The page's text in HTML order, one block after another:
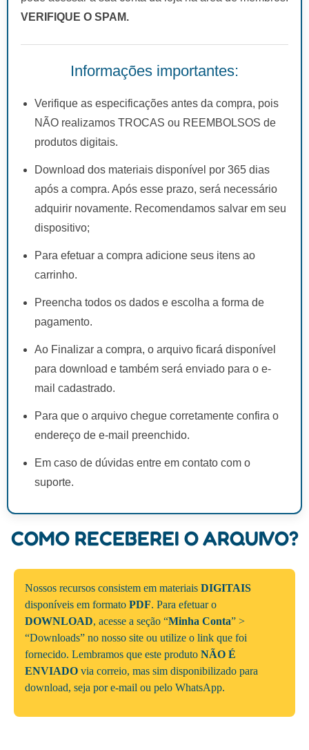
VERIFIQUE O SPAM.
Informações importantes:
Verifique as especificações antes da compra, pois
NÃO realizamos TROCAS ou REEMBOLSOS de
produtos digitais.
Download dos materiais disponível por 365 dias
após a compra. Após esse prazo, será necessário
adquirir novamente. Recomendamos salvar em seu
dispositivo;
Para efetuar a compra adicione seus itens ao
carrinho.
Preencha todos os dados e escolha a forma de
pagamento.
Ao Finalizar a compra, o arquivo ficará disponível
para download e também será enviado para o e-
mail cadastrado.
Para que o arquivo chegue corretamente confira o
endereço de e-mail preenchido.
Em caso de dúvidas entre em contato com o
suporte.
COMO RECEBEREI O ARQUIVO?
Nossos recursos consistem em materiais DIGITAIS
disponíveis em formato PDF. Para efetuar o
DOWNLOAD, acesse a seção “Minha Conta” >
“Downloads” no nosso site ou utilize o link que foi
fornecido. Lembramos que este produto NÃO É
ENVIADO via correio, mas sim disponibilizado para
download, seja por e-mail ou pelo WhatsApp.